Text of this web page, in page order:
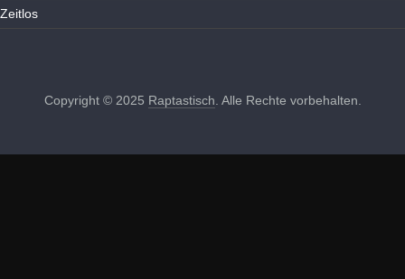
Zeitlos
Copyright © 2025 Raptastisch . Alle Rechte vorbehalten.